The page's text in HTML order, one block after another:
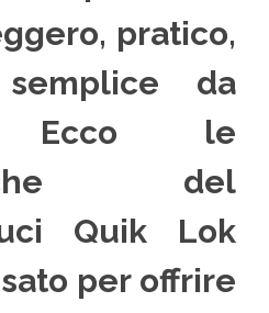
pratico,
da
Ecco le
del
Quik Lok
per offrire